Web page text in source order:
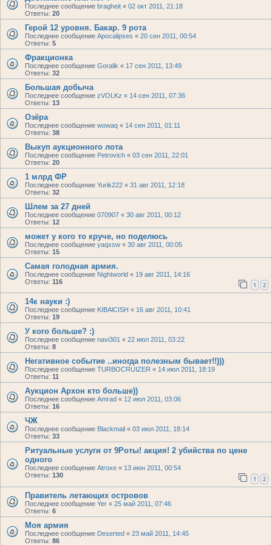
Последнее сообщение bragheit « 02 окт 2011, 21:18
Ответы: 20
Герой 12 уровня. Бакар. 9 рота
Последнее сообщение Apocalipses « 20 сен 2011, 00:54
Ответы: 5
Фракционка
Последнее сообщение Goralik « 17 сен 2011, 13:49
Ответы: 32
Большая добыча
Последнее сообщение zVOLKz « 14 сен 2011, 07:36
Ответы: 13
Озёра
Последнее сообщение wowaq « 14 сен 2011, 01:11
Ответы: 38
Выкуп аукционного лота
Последнее сообщение Petrovich « 03 сен 2011, 22:01
Ответы: 20
1 млрд ФР
Последнее сообщение Yurik222 « 31 авг 2011, 12:18
Ответы: 32
Шлем за 27 дней
Последнее сообщение 070907 « 30 авг 2011, 00:12
Ответы: 12
может у кого то круче, но поделюсь
Последнее сообщение yaqxsw « 30 авг 2011, 00:05
Ответы: 15
Самая голодная армия.
Последнее сообщение Nightworld « 19 авг 2011, 14:16
Ответы: 116 1 2
14к науки :)
Последнее сообщение KIBAlCISH « 16 авг 2011, 10:41
Ответы: 19
У кого больше? :)
Последнее сообщение navi301 « 22 июл 2011, 03:22
Ответы: 8
Негативное событие ..иногда полезным бывает!!)))
Последнее сообщение TURBOCRUIZER « 14 июл 2011, 18:19
Ответы: 11
Аукцион Архон кто больше))
Последнее сообщение Amrad « 12 июл 2011, 03:06
Ответы: 16
ЧЖ
Последнее сообщение Blackmail « 03 июл 2011, 18:14
Ответы: 33
Ритуальные услуги от 9Роты! акция! 2 убийства по цене
одного
Последнее сообщение Atroxe « 13 июн 2011, 00:54
Ответы: 130 1 2
Правитель летающих островов
Последнее сообщение Yer « 25 май 2011, 07:46
Ответы: 6
Моя армия
Последнее сообщение Deserted « 23 май 2011, 14:45
Ответы: 86